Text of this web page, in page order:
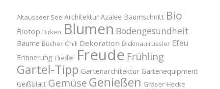
Altausseer See Architektur Azalee Baumschnitt Bio
Biotop Birken Blumen Bodengesundheit
Bäume Bücher Chili Dekoration Dickmaulrüssler Efeu
Erinnerung Flieder Freude Frühling
Gartel-Tipp Gartenarchitektur Gartenequipment
Geißblatt Gemüse Genießen Gräser Hecke